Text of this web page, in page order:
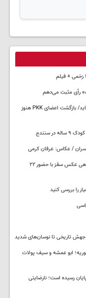
رأی مثبت می‌دهم
این قانون مسئله کرد را حل نمی‌کند، اما دری می‌گشاید/ بازگشت اعضای PKK هنوز
سنندج
/ عکاس: عرفان کرمی
روایت کردستان در قاب تصویر؛ دومین نمایشگاه گروهی عکس سقز با حضور ۲۲
را بررسی کنید
ابو عمشه و سیف پولات
رسیده است؛ نارضایتی